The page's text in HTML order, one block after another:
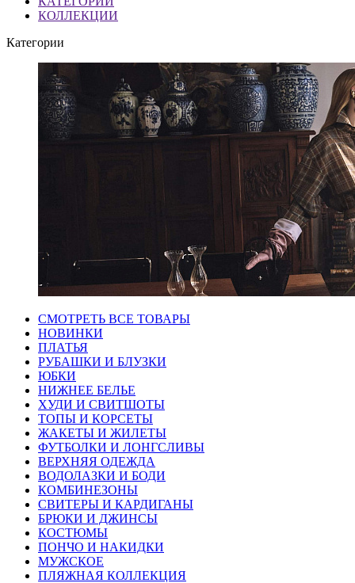
КОЛЛЕКЦИИ
Категории
СМОТРЕТЬ ВСЕ ТОВАРЫ
НОВИНКИ
ПЛАТЬЯ
РУБАШКИ И БЛУЗКИ
ЮБКИ
НИЖНЕЕ БЕЛЬЕ
ХУДИ И СВИТШОТЫ
ТОПЫ И КОРСЕТЫ
ЖАКЕТЫ И ЖИЛЕТЫ
ФУТБОЛКИ И ЛОНГСЛИВЫ
ВЕРХНЯЯ ОДЕЖДА
ВОДОЛАЗКИ И БОДИ
КОМБИНЕЗОНЫ
СВИТЕРЫ И КАРДИГАНЫ
БРЮКИ И ДЖИНСЫ
КОСТЮМЫ
ПОНЧО И НАКИДКИ
МУЖСКОЕ
ПЛЯЖНАЯ КОЛЛЕКЦИЯ